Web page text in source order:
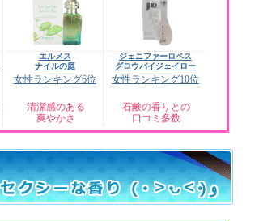
エルメス
ナイルの庭
女性ランキング6位
清潔感のある
爽やかさ
ジェニファーロペス
グロウバイジェイロー
女性ランキング10位
石鹸の香りとの
口コミ多数